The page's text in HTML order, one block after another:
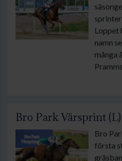
Loppet
namn
många
Bro Park Vårsprint (L)
Bro
första